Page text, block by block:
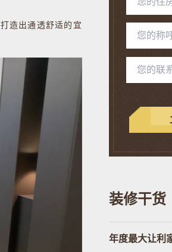
造出通透舒适的宜
装修干货
年度最大让利